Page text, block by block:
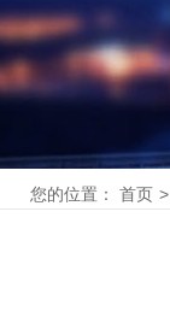
您的位置： 首页 >